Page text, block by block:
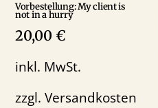
Vorbestellung: My client is
not in a hurry
20,00 €
inkl. MwSt.
zzgl. Versandkosten